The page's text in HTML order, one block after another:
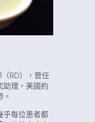
RD），曾任
助理，美國約
。
乎每位患者都